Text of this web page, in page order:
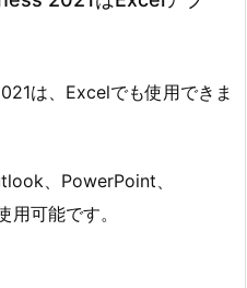
は、Excelでも使用できま
、PowerPoint、
可能です。